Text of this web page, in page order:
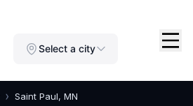
Select a city
› Saint Paul, MN